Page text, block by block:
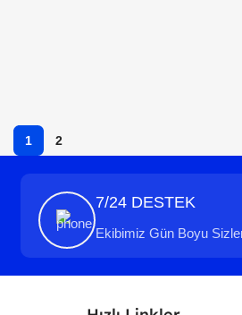
1 2
7/24 DESTEK
Ekibimiz Gün Boyu